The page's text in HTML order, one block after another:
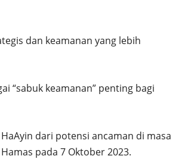
dan keamanan yang lebih
“sabuk keamanan” penting bagi
dari potensi ancaman di masa
pada 7 Oktober 2023.